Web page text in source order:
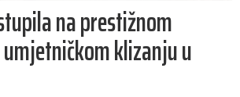
na prestižnom
klizanju u